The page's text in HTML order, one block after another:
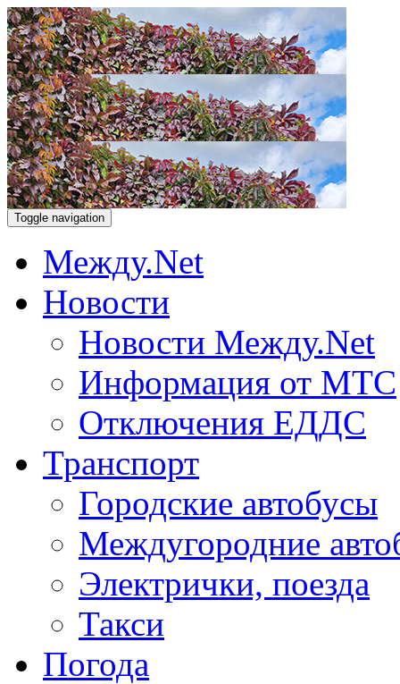
Toggle navigation
Между.Net
Новости
Новости Между.Net
Информация от МТС
Отключения ЕДДС
Транспорт
Городские автобусы
Междугородние
Электрички, поезда
Такси
Погода